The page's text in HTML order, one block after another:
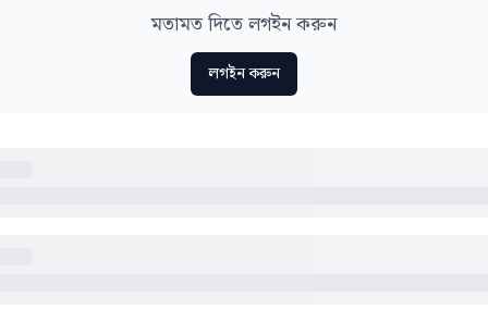
মতামত দিতে লগইন করুন
লগইন করুন